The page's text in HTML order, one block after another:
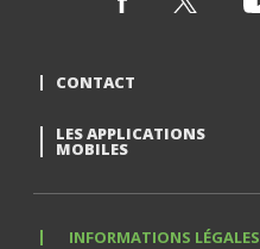
CONTACT
LES APPLICATIONS
MOBILES
INFORMATIONS LÉGALES